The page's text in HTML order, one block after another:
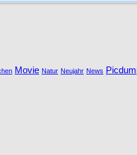
Movie Natur Neujahr News